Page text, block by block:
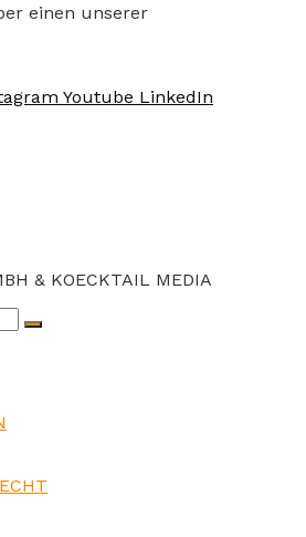
einen unserer
Youtube LinkedIn
& KOECKTAIL MEDIA